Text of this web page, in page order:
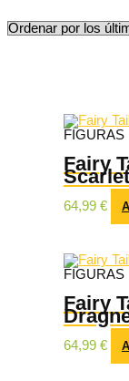
FIGURAS
Fairy
64,99 €
FIGURAS
Fairy
64,99 €